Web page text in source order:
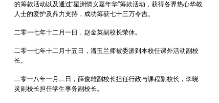
的筹款活动以及通过“星洲情义嘉年华”筹款活动，获得各界热心华教
人士的爱护及鼎力支持，成功筹获七十三万令吉。
二零一七年十二月一日，赵金英副校长荣休。
二零一七年十二月十五日，潘玉兰师被委派到本校任课外活动副校
长。
二零一八年一月二日，薛俊雄副校长担任行政与课程副校长，李晓
灵副校长担任学生事务副校长。